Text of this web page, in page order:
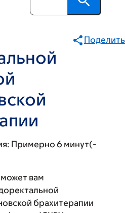
Примерно 6 минут(-
вам
брахитерапии